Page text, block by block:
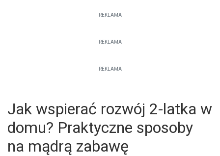
REKLAMA
REKLAMA
REKLAMA
Jak wspierać rozwój 2-latka w
domu? Praktyczne sposoby
na mądrą zabawę